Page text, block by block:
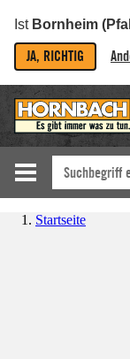
Ist Bornheim
JA, RICHTIG
Startseite